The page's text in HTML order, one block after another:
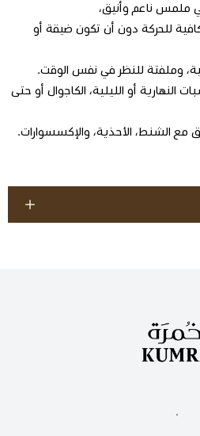
ملمس ناعم وأنيق،
للحركة دون أن تكون ضيقة أو
وملفتة للنظر في نفس الوقت.
النهارية أو الليلية، الكاجوال أو حتى
مع الشنط، الأحذية، والإكسسوارات.